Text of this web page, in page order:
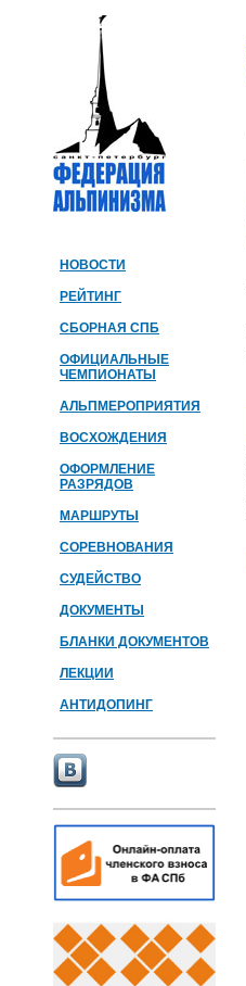
НОВОСТИ
РЕЙТИНГ
СБОРНАЯ СПБ
ОФИЦИАЛЬНЫЕ
ЧЕМПИОНАТЫ
АЛЬПМЕРОПРИЯТИЯ
ВОСХОЖДЕНИЯ
ОФОРМЛЕНИЕ
РАЗРЯДОВ
МАРШРУТЫ
СОРЕВНОВАНИЯ
СУДЕЙСТВО
ДОКУМЕНТЫ
БЛАНКИ ДОКУМЕНТОВ
ЛЕКЦИИ
АНТИДОПИНГ